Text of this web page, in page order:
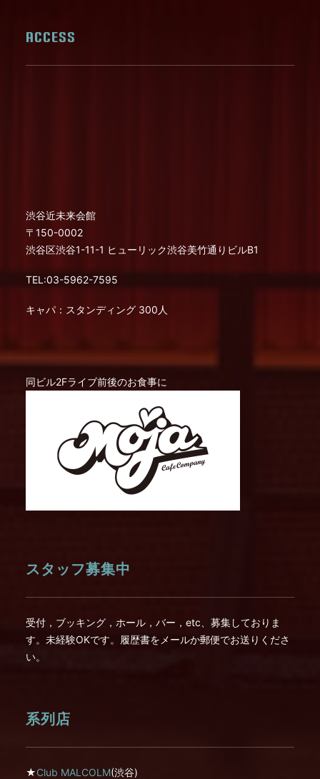
ACCESS
渋谷近未来会館
〒150-0002
渋谷区渋谷1-11-1 ヒューリック渋谷美竹通りビルB1
TEL:03-5962-7595
キャパ：スタンディング 300人
同ビル2Fライブ前後のお食事に
スタッフ募集中
受付，ブッキング，ホール，バー，etc、募集しておりま
す。未経験OKです。履歴書をメールか郵便でお送りくださ
い。
系列店
★Club MALCOLM(渋谷)